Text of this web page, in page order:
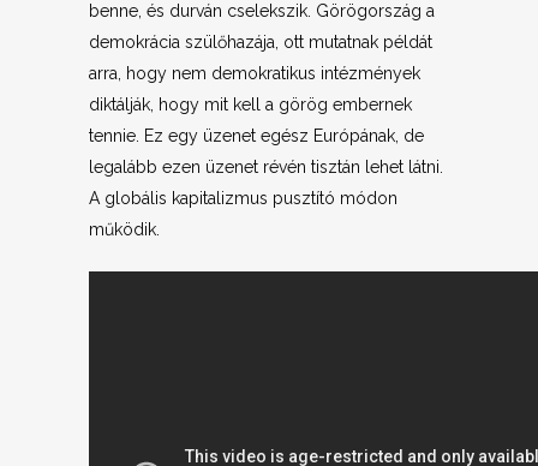
benne, és durván cselekszik. Görögország a
demokrácia szülőhazája, ott mutatnak példát
arra, hogy nem demokratikus intézmények
diktálják, hogy mit kell a görög embernek
tennie. Ez egy üzenet egész Európának, de
legalább ezen üzenet révén tisztán lehet látni.
A globális kapitalizmus pusztító módon
működik.